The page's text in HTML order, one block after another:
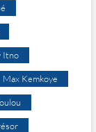
Itno
Max Kemkoye